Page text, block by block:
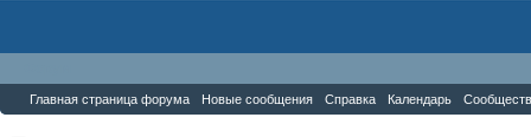
Главная страница форума Новые сообщения Справка Календарь